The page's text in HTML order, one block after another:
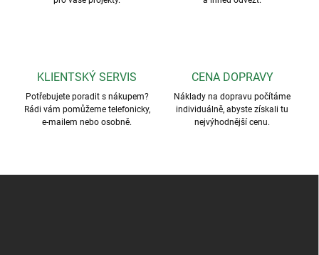
KLIENTSKÝ SERVIS
Potřebujete poradit s nákupem?
Rádi vám pomůžeme telefonicky,
e-mailem nebo osobně.
CENA DOPRAVY
Náklady na dopravu počítáme
individuálně, abyste získali tu
nejvýhodnější cenu.